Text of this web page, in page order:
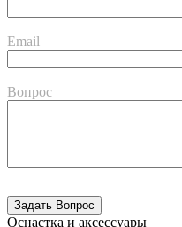
Email
Вопрос
Оснастка и аксессуары